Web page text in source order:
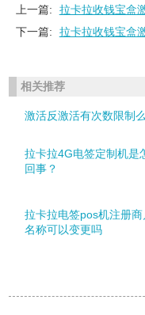
上一篇:
拉卡拉收钱宝盒
下一篇:
拉卡拉收钱宝盒
相关推荐
激活反激活有次数限制
拉卡拉4G电签定制机是
回事？
拉卡拉电签pos机注册商
名称可以变更吗